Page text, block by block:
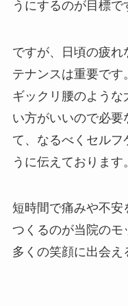
うにするのが目標で
ですが、日頃の疲
テナンスは重要です。
ギックリ腰のよう
い方がいいので必要
て、なるべくセルフ
うに伝えております。
短時間で痛みや不安
つくるのが当院のモ
多くの笑顔に出会え